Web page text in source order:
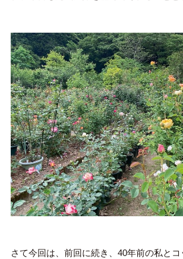
さて今回は、前回に続き、40年前の私と